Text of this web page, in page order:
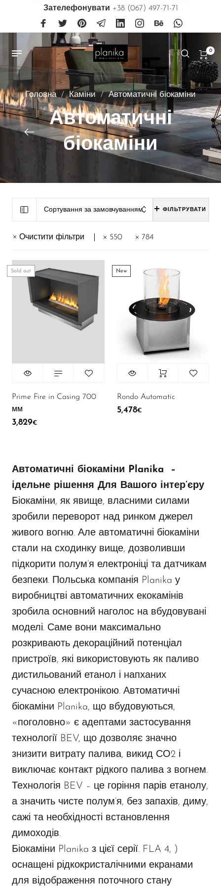
Зателефонувати +38 (067) 497-71-71
0
Головна / Каміни / Автоматичні біокаміни
Автоматичні
біокаміни
Сортування за замовчуванням ФІЛЬТРУВАТИ
Очистити фільтри 550 784
Sold out
Prime Fire in Casing 700
мм
3,829€
New
Rondo Automatic
5,478€
Автоматичні біокаміни Planika –
ідельне рішення Для Вашого інтер’єру
Біокаміни, як явище, власними силами
зробили переворот над ринком джерел
живого вогню. Але автоматичні біокаміни
стали на сходинку вище, дозволивши
підкорити полум’я електроніці та датчикам
безпеки. Польська компанія Planika у
виробництві автоматичних екокамінів
зробила основний наголос на вбудовувані
моделі. Саме вони максимально
розкривають декораційний потенціал
пристроїв, які використовують як паливо
дистильований етанол і напханих
сучасною електронікою. Автоматичні
біокаміни Planika, що вбудовуються,
«поголовно» є адептами застосування
технології BEV, що дозволяє значно
знизити витрату палива, викид СО2 і
виключає контакт рідкого палива з вогнем.
Технологія BEV – це горіння парів етанолу,
а значить чисте полум’я, без запахів, диму,
сажі та необхідності встановлення
димоходів.
Біокаміни Planika з цієї серії. FLA 4, )
оснащені рідкокристалічними екранами
для відображення поточного стану